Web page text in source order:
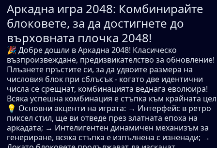
Аркадна игра 2048: Комбинирайте
блоковете, за да достигнете до
върховната плочка 2048!
🎉 Добре дошли в Аркадна 2048! Класическо
възпроизвеждане, предизвикателство за обновление!
Плъзнете пръстите си, за да удвоите размера на
числовия блок при сблъсък - когато две идентични
числа се срещнат, комбинацията веднага еволюира!
Всяка успешна комбинация е стъпка към крайната
💡 Основни акценти на играта: → Интерфейс в ретро
пиксел стил, ще ви отведе през златната епоха на
аркадата; → Интелигентен динамичен механизъм за
генериране, всяка стъпка е изпълнена с изненади; →